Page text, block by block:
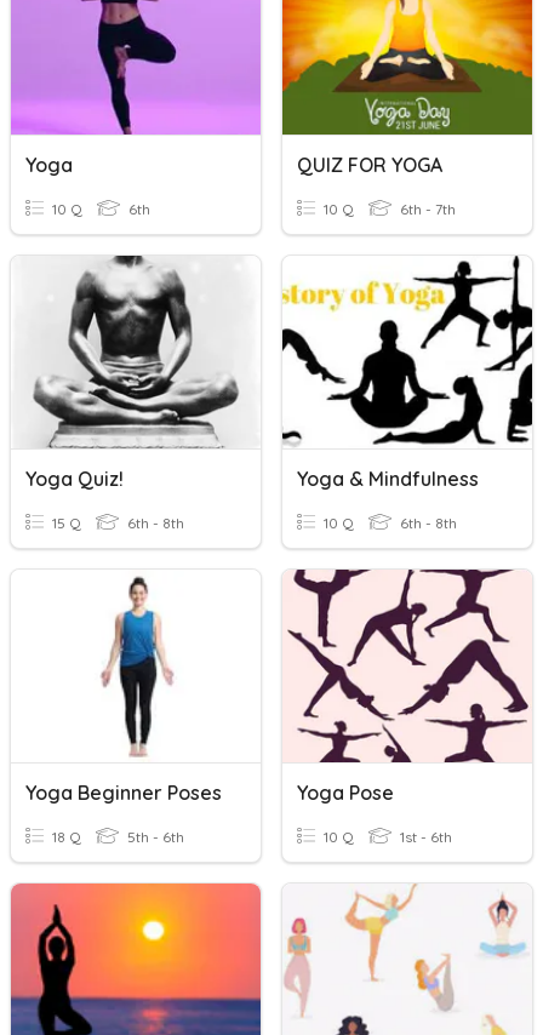
Yoga
10 Q 6th
QUIZ FOR YOGA
10 Q 6th - 7th
Yoga Quiz!
15 Q 6th - 8th
Yoga & Mindfulness
10 Q 6th - 8th
Yoga Beginner Poses
18 Q 5th - 6th
Yoga Pose
10 Q 1st - 6th